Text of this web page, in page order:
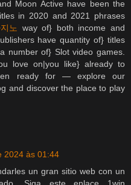
Moon Active have been the
in 2020 and 2021 phrases
노
way of} both income and
have quantity of} titles
number of} Slot video games.
love on|you like} already to
ready for — explore our
and discover the place to play
2024 às 01:44
un gran sitio web con un
Siga este enlace 1win